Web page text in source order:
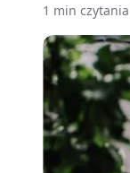
1 min czytania